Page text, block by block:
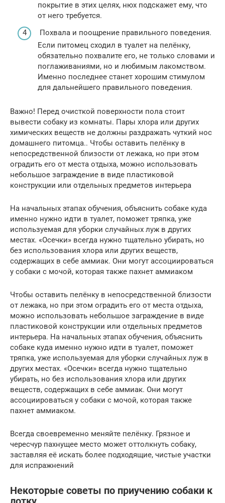
покрытие в этих целях, нюх подскажет ему, что
от него требуется.
Похвала и поощрение правильного поведения.
Если питомец сходил в туалет на пелёнку,
обязательно похвалите его, не только словами и
поглаживаниями, но и любимым лакомством.
Именно последнее станет хорошим стимулом
для дальнейшего правильного поведения.
Важно! Перед очисткой поверхности пола стоит
вывести собаку из комнаты. Пары хлора или других
химических веществ не должны раздражать чуткий нос
домашнего питомца.. Чтобы оставить пелёнку в
непосредственной близости от лежака, но при этом
оградить его от места отдыха, можно использовать
небольшое заграждение в виде пластиковой
конструкции или отдельных предметов интерьера
На начальных этапах обучения, объяснить собаке куда
именно нужно идти в туалет, поможет тряпка, уже
используемая для уборки случайных луж в других
местах. «Осечки» всегда нужно тщательно убирать, но
без использования хлора или других веществ,
содержащих в себе аммиак. Они могут ассоциироваться
у собаки с мочой, которая также пахнет аммиаком
Чтобы оставить пелёнку в непосредственной близости
от лежака, но при этом оградить его от места отдыха,
можно использовать небольшое заграждение в виде
пластиковой конструкции или отдельных предметов
интерьера. На начальных этапах обучения, объяснить
собаке куда именно нужно идти в туалет, поможет
тряпка, уже используемая для уборки случайных луж в
других местах. «Осечки» всегда нужно тщательно
убирать, но без использования хлора или других
веществ, содержащих в себе аммиак. Они могут
ассоциироваться у собаки с мочой, которая также
пахнет аммиаком.
Всегда своевременно меняйте пелёнку. Грязное и
чересчур пахнущее место может оттолкнуть собаку,
заставляя её искать более подходящие, чистые участки
для испражнений
Некоторые советы по приучению собаки к